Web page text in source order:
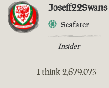
Joseff22Swans
Seafarer
Insider
I think 2,679,073